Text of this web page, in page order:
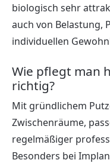
biologisch sehr
auch von Belastung,
individuellen
Wie pflegt man
richtig?
Mit gründlichem
Zwischenräume,
regelmäßiger
Besonders bei